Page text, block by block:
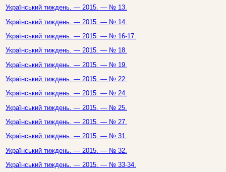
Український тиждень. — 2015. — № 13.
Український тиждень. — 2015. — № 14.
Український тиждень. — 2015. — № 16-17.
Український тиждень. — 2015. — № 18.
Український тиждень. — 2015. — № 19.
Український тиждень. — 2015. — № 22.
Український тиждень. — 2015. — № 24.
Український тиждень. — 2015. — № 25.
Український тиждень. — 2015. — № 27.
Український тиждень. — 2015. — № 31.
Український тиждень. — 2015. — № 32.
Український тиждень. — 2015. — № 33-34.